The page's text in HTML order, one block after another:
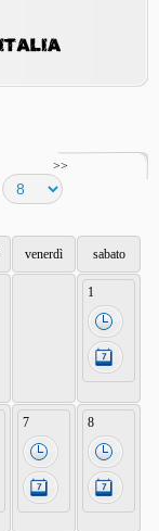
>>
venerdì sabato
1
7 8